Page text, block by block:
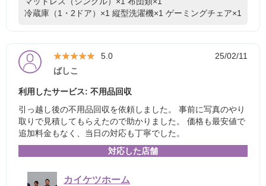
冷蔵庫（1・2ドア）×1 縦型洗濯機×1 ゲーミングチェア×1
★★★★★
★★★★★ 5.0
25/02/11
ばしこ
利用したサービス: 不用品回収
引っ越し後の不用品回収を依頼しました。 事前に写真のやり
取りで見積してもらえたので助かりました。 価格も最安値で
追加料金もなく、当日の対応も丁寧でした。
対応した店舗
カイケツホーム